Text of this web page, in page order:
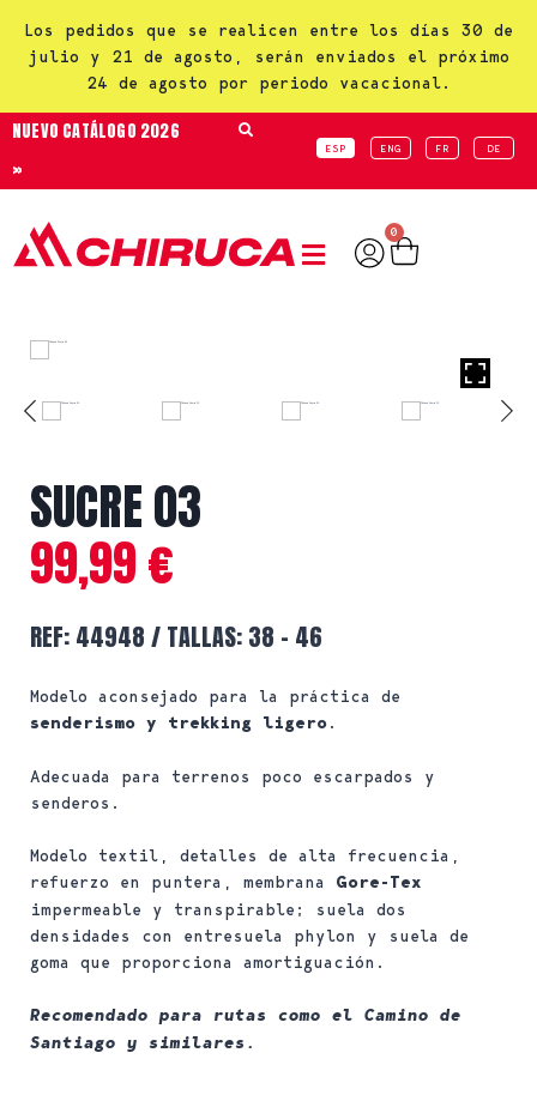
Los pedidos que se realicen entre los días 30 de
julio y 21 de agosto, serán enviados el próximo
24 de agosto por periodo vacacional.
NUEVO CATÁLOGO 2026
»
ESP ENG FR DE
0
SUCRE 03
99,99€
REF: 44948 / TALLAS: 38 – 46
Modelo aconsejado para la práctica de
senderismo y trekking ligero.
Adecuada para terrenos poco escarpados y
senderos.
Modelo textil, detalles de alta frecuencia,
refuerzo en puntera, membrana Gore-Tex
impermeable y transpirable; suela dos
densidades con entresuela phylon y suela de
goma que proporciona amortiguación.
Recomendado para rutas como el Camino de
Santiago y similares.